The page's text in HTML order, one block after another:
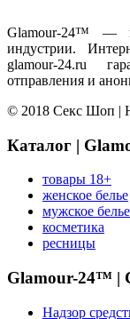
Glamour-24™ —
индустрии.
glamour-24.ru
отправления и
© 2018 Секс Шоп |
Каталог |
товары 18+
женское белье
мужское белье
косметика
ресницы
Glamour-24™ |
Надзор